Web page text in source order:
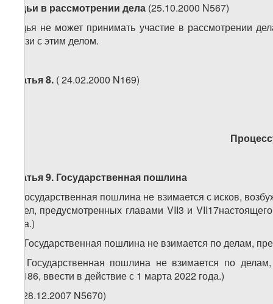
судьи в рассмотрении дела (25.10.2000 N567)
Судья не может принимать участие в рассмотрении
связи с этим делом.
Статья 8. ( 24.02.2000 N169)
Статья 9. Государственная пошлина
1. Государственная пошлина не взимается с исков,
и дел, предусмотренных главами VII3 и
года.)
. Государственная пошлина не взимается по делам,
. Государственная пошлина не взимается по
N1186, ввести в действие с 1 марта 2022 года.)
2. (28.12.2007 N5670)